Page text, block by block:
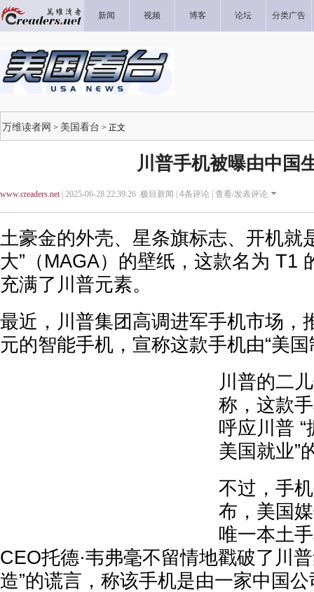
新闻 视频 博客 论坛 分类广告
万维读者网 > 美国看台 > 正文
川普手机被曝由中国
www.creaders.net| 2025-06-28 22:39:26 极目新闻 | 4条评论 | 查看/发表评论
土豪金的外壳、星条旗标志、开机就
大”（MAGA）的壁纸，这款名为 T1
充满了川普元素。
最近，川普集团高调进军手机市场，
元的智能手机，宣称这款手机由“美国
川普的二
称，这款
呼应川普 “
美国就业”
不过，手
布，美国
唯一本土
CEO托德·韦弗毫不留情地戳破了川
造”的谎言，称该手机是由一家中国